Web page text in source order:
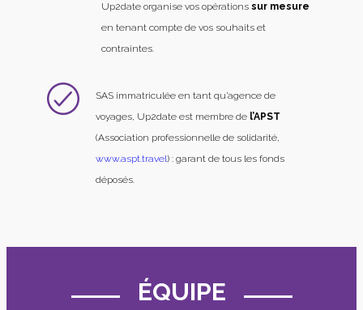
Up2date organise vos opérations sur mesure
en tenant compte de vos souhaits et
contraintes.
SAS immatriculée en tant qu’agence de
voyages, Up2date est membre de l’APST
(Association professionnelle de solidarité,
www.aspt.travel) : garant de tous les fonds
déposés.
ÉQUIPE